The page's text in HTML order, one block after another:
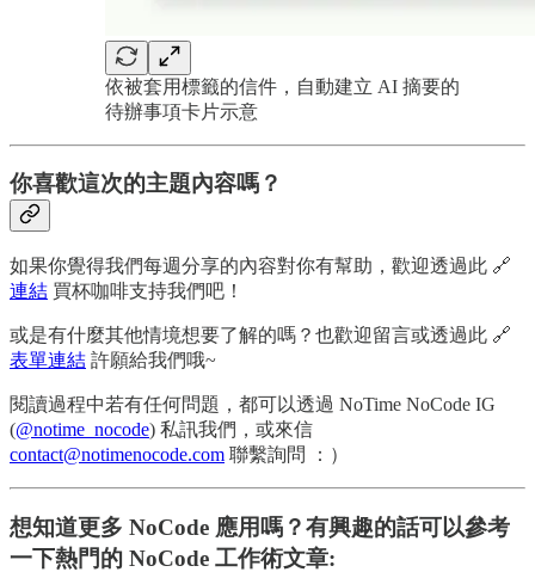
依被套用標籤的信件，自動建立 AI 摘要的
待辦事項卡片示意
你喜歡這次的主題內容嗎？
如果你覺得我們每週分享的內容對你有幫助，歡迎透過此 🔗
連結 買杯咖啡支持我們吧！
或是有什麼其他情境想要了解的嗎？也歡迎留言或透過此 🔗
表單連結 許願給我們哦~
閱讀過程中若有任何問題，都可以透過 NoTime NoCode IG
(@notime_nocode) 私訊我們，或來信
contact@notimenocode.com 聯繫詢問 ：）
想知道更多 NoCode 應用嗎？有興趣的話可以參考
一下熱門的 NoCode 工作術文章: